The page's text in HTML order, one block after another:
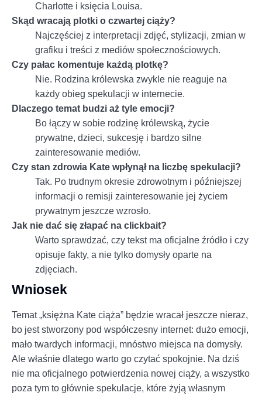
Charlotte i księcia Louisa.
Skąd wracają plotki o czwartej ciąży?
Najczęściej z interpretacji zdjęć, stylizacji, zmian w
grafiku i treści z mediów społecznościowych.
Czy pałac komentuje każdą plotkę?
Nie. Rodzina królewska zwykle nie reaguje na
każdy obieg spekulacji w internecie.
Dlaczego temat budzi aż tyle emocji?
Bo łączy w sobie rodzinę królewską, życie
prywatne, dzieci, sukcesję i bardzo silne
zainteresowanie mediów.
Czy stan zdrowia Kate wpłynął na liczbę spekulacji?
Tak. Po trudnym okresie zdrowotnym i późniejszej
informacji o remisji zainteresowanie jej życiem
prywatnym jeszcze wzrosło.
Jak nie dać się złapać na clickbait?
Warto sprawdzać, czy tekst ma oficjalne źródło i czy
opisuje fakty, a nie tylko domysły oparte na
zdjęciach.
Wniosek
Temat „księżna Kate ciąża” będzie wracał jeszcze nieraz,
bo jest stworzony pod współczesny internet: dużo emocji,
mało twardych informacji, mnóstwo miejsca na domysły.
Ale właśnie dlatego warto go czytać spokojnie. Na dziś
nie ma oficjalnego potwierdzenia nowej ciąży, a wszystko
poza tym to głównie spekulacje, które żyją własnym